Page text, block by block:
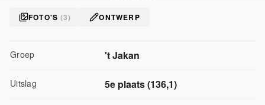
FOTO'S (3) ONTWERP
Groep 't Jakan
Uitslag 5e plaats(136,1)